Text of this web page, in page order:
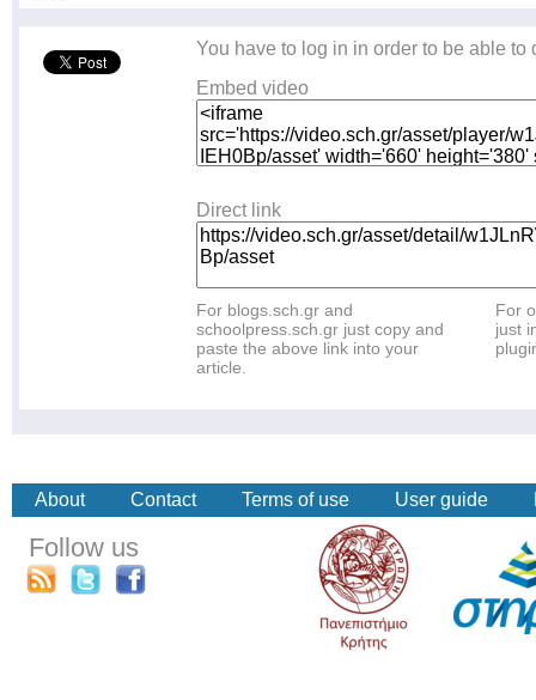
You have to log in in order to be able to
Embed video
Direct link
For blogs.sch.gr and
schoolpress.sch.gr just copy and
paste the above link into your
article.
For
just
About Contact Terms of use User guide
Follow us